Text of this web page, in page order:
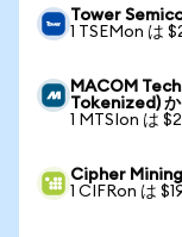
Tower
1 TSEMon は
MACOM
Tokenized) か
1 MTSIon は
Cipher
1 CIFRon は